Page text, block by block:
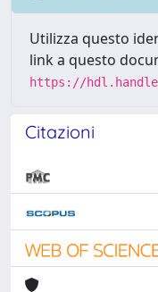
Utilizza questo
link a questo
https://
Citazioni